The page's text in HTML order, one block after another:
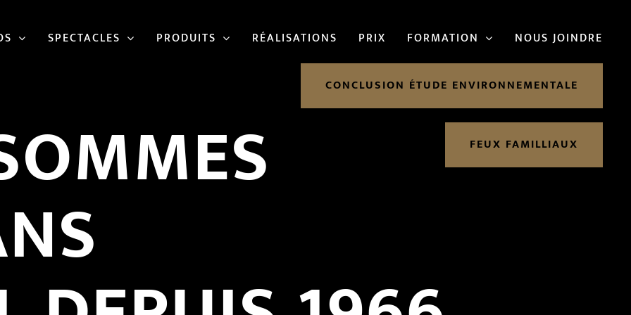
SPECTACLES PRODUITS RÉALISATIONS PRIX FORMATION NOUS JOINDRE
CONCLUSION ÉTUDE ENVIRONNEMENTALE
FEUX FAMILLIAUX